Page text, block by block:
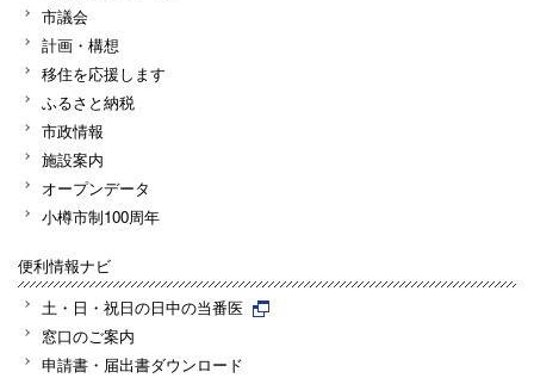
市議会
計画・構想
移住を応援します
ふるさと納税
市政情報
施設案内
オープンデータ
小樽市制100周年
便利情報ナビ
土・日・祝日の日中の当番医
窓口のご案内
申請書・届出書ダウンロード